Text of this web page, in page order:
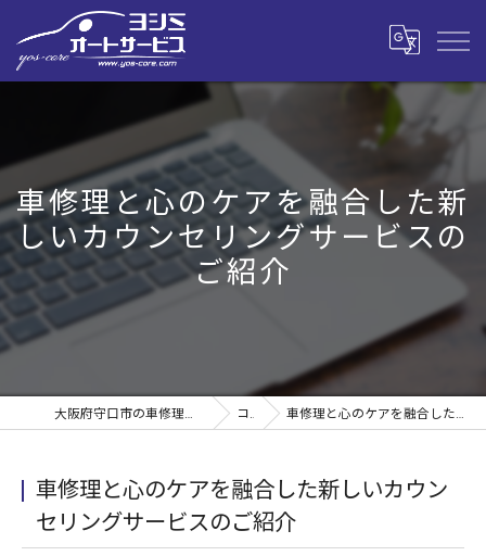
車修理と心のケアを融合した新
しいカウンセリングサービスの
ご紹介
大阪府守口市の車修理なら株式会社ヨシミオートサービス コラム 車修理と心のケアを融合した新しいカウンセリングサービスのご紹介
車修理と心のケアを融合した新しいカウン
セリングサービスのご紹介